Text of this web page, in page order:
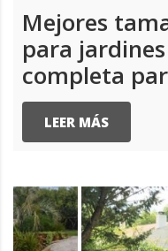
Mejores
para
completa
LEER MÁS